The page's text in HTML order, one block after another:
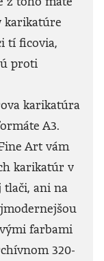
karikatúre
tí ficovia,
proti
karikatúra
A3.
Art vám
karikatúr v
ani na
farbami
320-